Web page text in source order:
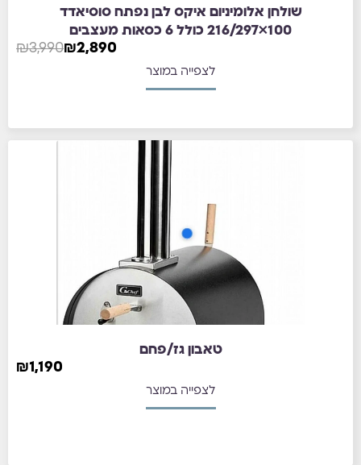
שולחן אלומיניום איקס לבן נפתח סוסיאדד
100×216/297 כולל 6 כסאות מעצבים
₪3,990₪2,890
לצפייה במוצר
טאבון גז/פחם
₪1,190
לצפייה במוצר